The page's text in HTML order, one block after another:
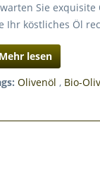
Sie
Ihr köstliches Öl
Mehr lesen
Olivenöl, Bio-